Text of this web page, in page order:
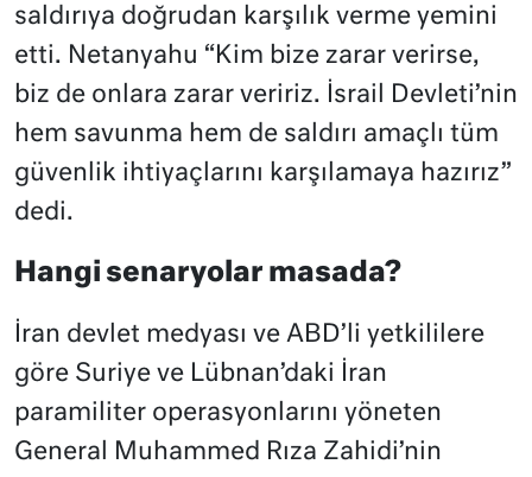
saldırıya doğrudan karşılık verme yemini
etti. Netanyahu “Kim bize zarar verirse,
biz de onlara zarar veririz. İsrail Devleti’nin
hem savunma hem de saldırı amaçlı tüm
güvenlik ihtiyaçlarını karşılamaya hazırız”
dedi.
Hangi senaryolar masada?
İran devlet medyası ve ABD’li yetkililere
göre Suriye ve Lübnan’daki İran
paramiliter operasyonlarını yöneten
General Muhammed Rıza Zahidi’nin